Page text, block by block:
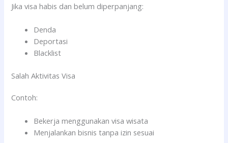
Jika visa habis dan belum diperpanjang:
Denda
Deportasi
Blacklist
Salah Aktivitas Visa
Contoh:
Bekerja menggunakan visa wisata
Menjalankan bisnis tanpa izin sesuai